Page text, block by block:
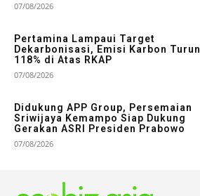
07/08/2026
Pertamina Lampaui Target
Dekarbonisasi, Emisi Karbon Turun
118% di Atas RKAP
07/08/2026
Didukung APP Group, Persemaian
Sriwijaya Kemampo Siap Dukung
Gerakan ASRI Presiden Prabowo
07/08/2026